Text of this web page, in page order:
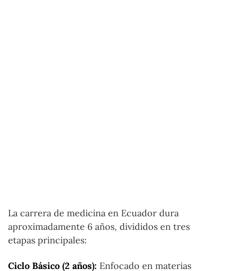
La carrera de medicina en Ecuador dura
aproximadamente 6 años, divididos en tres
etapas principales:
Ciclo Básico (2 años): Enfocado en materias